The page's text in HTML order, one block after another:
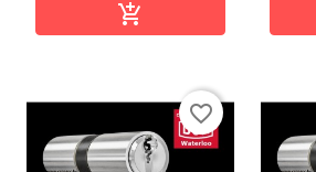

favorite_border